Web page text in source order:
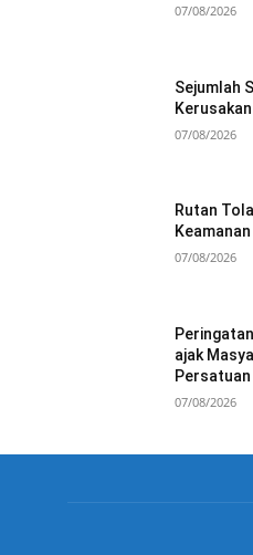
07/08/2026
Sejumlah
07/08/2026
Rutan
Keamanan
07/08/2026
ajak
07/08/2026